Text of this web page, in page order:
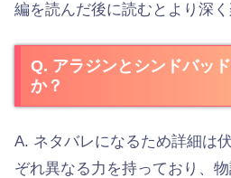
編を読んだ後に読むとより深く
Q. アラジンとシンドバッ
か？
A. ネタバレになるため詳細は
ぞれ異なる力を持っており、